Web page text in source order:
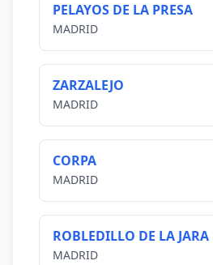
PELAYOS DE LA PRESA
MADRID
ZARZALEJO
MADRID
CORPA
MADRID
ROBLEDILLO DE LA JARA
MADRID